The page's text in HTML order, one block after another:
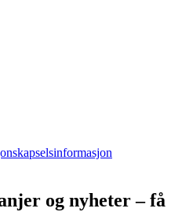
og nyheter – få